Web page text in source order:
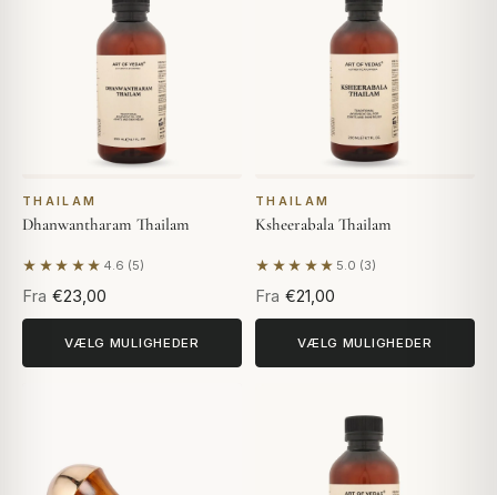
THAILAM
Dhanwantharam Thailam
★★★★★ 4.6 (5)
Baseret på 5 anmeldelser
Fra €23,00
VÆLG MULIGHEDER
THAILAM
Ksheerabala Thailam
★★★★★ 5.0 (3)
Baseret på 3 anmeldelser
Fra €21,00
VÆLG MULIGHEDER